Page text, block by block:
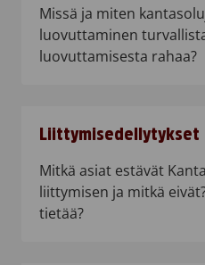
Missä ja miten
luovuttaminen
luovuttamisesta rahaa?
Liittymisedellytykset
Mitkä asiat estävät
liittymisen ja mitkä
tietää?